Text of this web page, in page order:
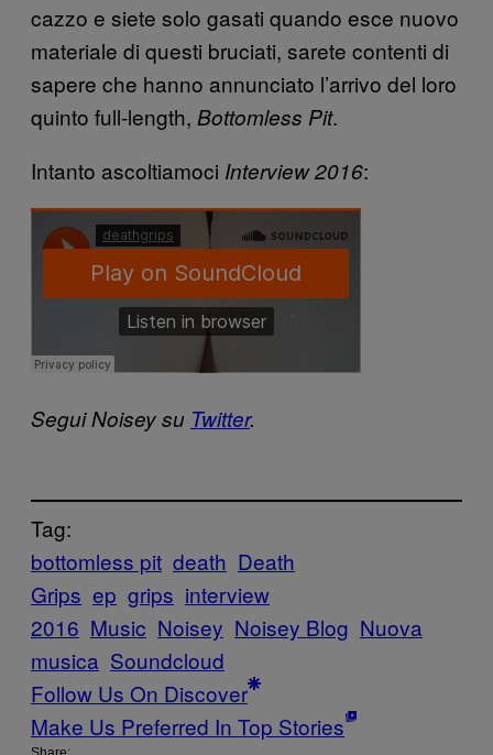
cazzo e siete solo gasati quando esce nuovo
materiale di questi bruciati, sarete contenti di
sapere che hanno annunciato l’arrivo del loro
quinto full-length, Bottomless Pit.
Intanto ascoltiamoci Interview 2016:
Segui Noisey su Twitter.
Tag:
bottomless pit death Death
Grips ep grips interview
2016 Music Noisey Noisey Blog Nuova
musica Soundcloud
Follow Us On Discover
Make Us Preferred In Top Stories